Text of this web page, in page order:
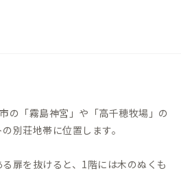
の「霧島神宮」や「高千穂牧場」の
別荘地帯に位置します。
扉を抜けると、1階には木のぬくも